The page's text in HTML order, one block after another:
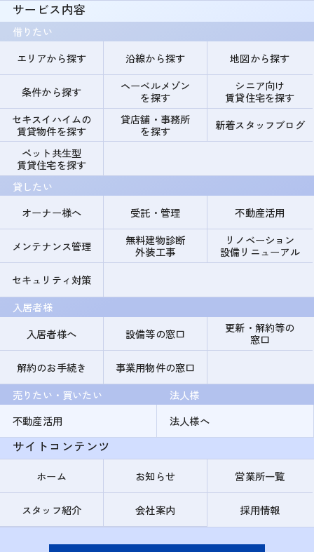
サービス内容
借りたい
エリアから探す
沿線から探す 地図から探す
条件から探す
ヘーベルメゾン
を探す
シニア向け
賃貸住宅を探す
セキスイハイムの
賃貸物件を探す
貸店舗・事務所
を探す
新着スタッフブログ
ペット共生型
賃貸住宅を探す
貸したい
オーナー様へ
受託・管理 不動産活用
メンテナンス管理
無料建物診断
外装工事
リノベーション
設備リニューアル
セキュリティ対策
入居者様
入居者様へ
設備等の窓口
更新・解約等の
窓口
解約のお手続き
事業用物件の窓口
売りたい・買いたい
不動産活用
法人様
法人様へ
サイトコンテンツ
ホーム お知らせ 営業所一覧
スタッフ紹介 会社案内 採用情報